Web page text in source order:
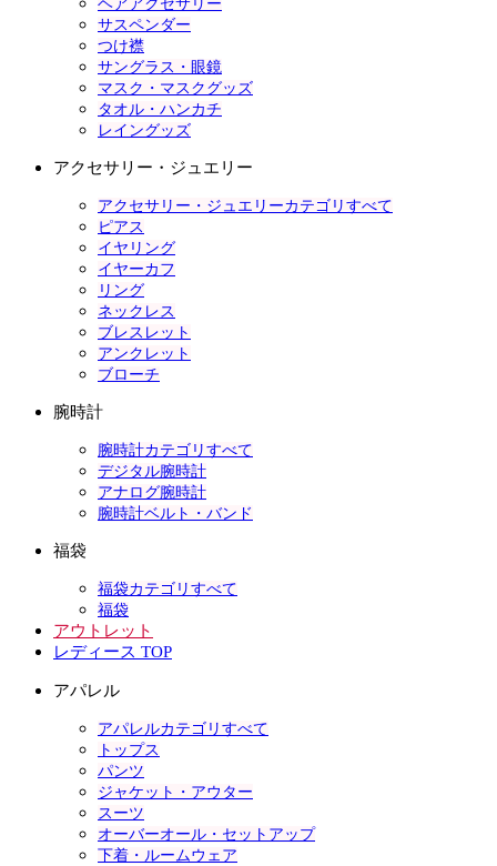
ヘアアクセサリー
サスペンダー
つけ襟
サングラス・眼鏡
マスク・マスクグッズ
タオル・ハンカチ
レイングッズ
アクセサリー・ジュエリー
アクセサリー・ジュエリーカテゴリすべて
ピアス
イヤリング
イヤーカフ
リング
ネックレス
ブレスレット
アンクレット
ブローチ
腕時計
腕時計カテゴリすべて
デジタル腕時計
アナログ腕時計
腕時計ベルト・バンド
福袋
福袋カテゴリすべて
福袋
アウトレット
レディース TOP
アパレル
アパレルカテゴリすべて
トップス
パンツ
ジャケット・アウター
スーツ
オーバーオール・セットアップ
下着・ルームウェア